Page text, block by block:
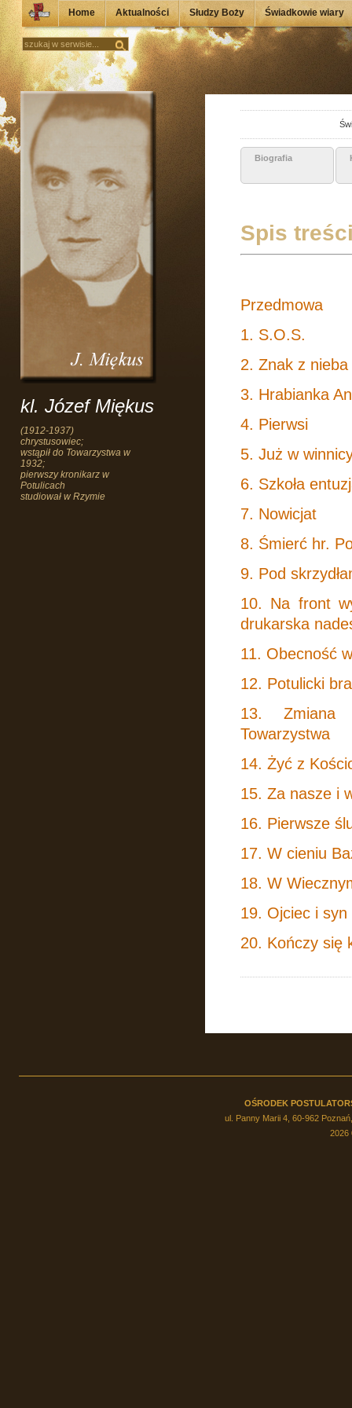
Home Aktualności Słudzy Boży Świadkowie wiary
kl. Józef Miękus
(1912-1937)
chrystusowiec;
wstąpił do Towarzystwa w
1932;
pierwszy kronikarz w
Potulicach
studiował w Rzymie
Biografia
Spis
Przedmowa
1. S.O.S.
2. Znak z nieba
3. Hrabianka
4. Pierwsi
5. Już w
6. Szkoła
7. Nowicjat
8. Śmierć hr.
9. Pod
10. Na front
drukarska
11. Obecność
12. Potulicki
13. Zmiana
Towarzystwa
14. Żyć z
15. Za nasze i
16. Pierwsze
17. W cieniu
18. W
19. Ojciec i syn
20. Kończy się
OŚRODEK
ul. Panny Marii 4, 60-962
2026